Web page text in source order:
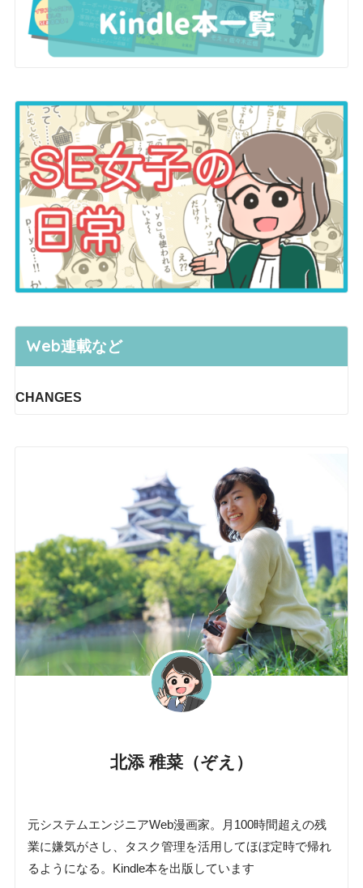
Web連載など
CHANGES
北添 稚菜（ぞえ）
元システムエンジニアWeb漫画家。月100時間超えの残
業に嫌気がさし、タスク管理を活用してほぼ定時で帰れ
るようになる。Kindle本を出版しています